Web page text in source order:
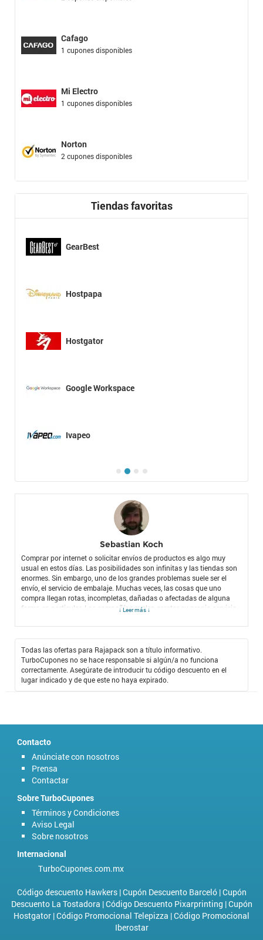
Cafago
1 cupones disponibles
Mi Electro
1 cupones disponibles
Norton
2 cupones disponibles
Tiendas favoritas
GearBest
Hostpapa
Hostgator
Google Workspace
Ivapeo
Sebastian Koch
Comprar por internet o solicitar envíos de productos es algo muy
usual en estos días. Las posibilidades son infinitas y las tiendas son
enormes. Sin embargo, uno de los grandes problemas suele ser el
envío, el servicio de embalaje. Muchas veces, las cosas que uno
compra llegan rotas, incompletas, dañadas o afectadas de alguna
forma en particular. Las compañías suelen prestar su propio servicio
confiable. En otras ocasiones, al menos yo, tengo que enviar y recibir
muchos envíos importantes por mi oficio como comerciante. Un día,
visitando TurboCupones, me encontré con la tienda de Rajapack, una
excelente compañía que presta un servicio de embalaje de alta
calidad, que permite que todos los que enviamos y recibimos
constantemente podamos dormir tranquilos. Con el
↓ Leer más ↓
Todas las ofertas para Rajapack son a título informativo.
TurboCupones no se hace responsable si algún/a no funciona
correctamente. Asegúrate de introducir tu código descuento en el
lugar indicado y de que este no haya expirado.
Contacto
Anúnciate con nosotros
Prensa
Contactar
Sobre TurboCupones
Términos y Condiciones
Aviso Legal
Sobre nosotros
Internacional
TurboCupones.com.mx
Código descuento Hawkers|Cupón Descuento Barceló|Cupón
Descuento La Tostadora |Código Descuento Pixarprinting |Cupón
Hostgator |Código Promocional Telepizza |Código Promocional
Iberostar